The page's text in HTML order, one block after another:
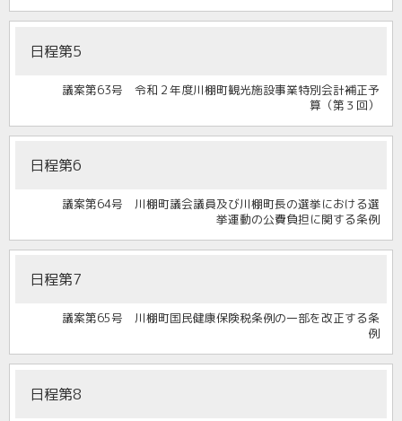
日程第5
議案第63号 令和２年度川棚町観光施設事業特別会計補正予
算（第３回）
日程第6
議案第64号 川棚町議会議員及び川棚町長の選挙における選
挙運動の公費負担に関する条例
日程第7
議案第65号 川棚町国民健康保険税条例の一部を改正する条
例
日程第8